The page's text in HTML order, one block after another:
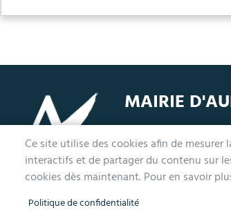
Ce site utilise des cookies afin de
interactifs et de partager du contenu sur
cookies dès maintenant. Pour en savoir
Politique de confidentialité
MAIRIE
1 avenue de la Division
78410 Aubergenville
Tél. 01 30 90 45 00